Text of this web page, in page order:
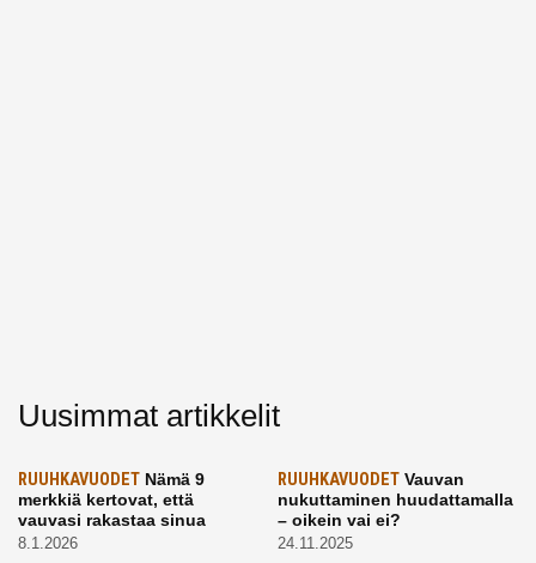
Uusimmat artikkelit
RUUHKAVUODET Nämä 9
merkkiä kertovat, että
vauvasi rakastaa sinua
8.1.2026
RUUHKAVUODETVauvan
nukuttaminen huudattamalla
– oikein vai ei?
24.11.2025